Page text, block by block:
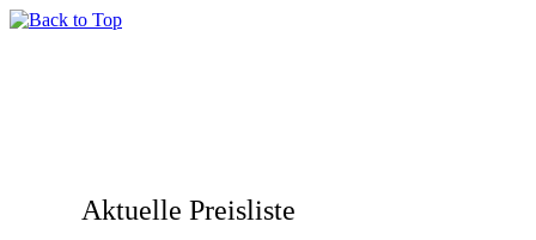
Aktuelle Preisliste